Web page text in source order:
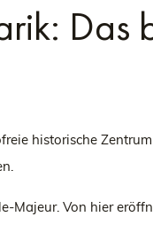
Das
historische
Majeur. Von hier